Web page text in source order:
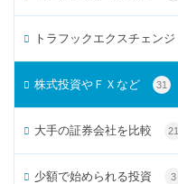
トラフックエクスチェンジ
株式投資やＦＸなど 31
大手の証券会社を比較 21
少額で始められる投資 3